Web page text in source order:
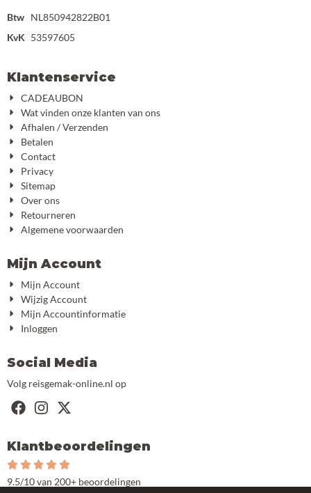
Btw NL850942822B01
KvK 53597605
Klantenservice
CADEAUBON
Wat vinden onze klanten van ons
Afhalen / Verzenden
Betalen
Contact
Privacy
Sitemap
Over ons
Retourneren
Algemene voorwaarden
Mijn Account
Mijn Account
Wijzig Account
Mijn Accountinformatie
Inloggen
Social Media
Volg reisgemak-online.nl op
Klantbeoordelingen
9.5/10 van 200+ beoordelingen